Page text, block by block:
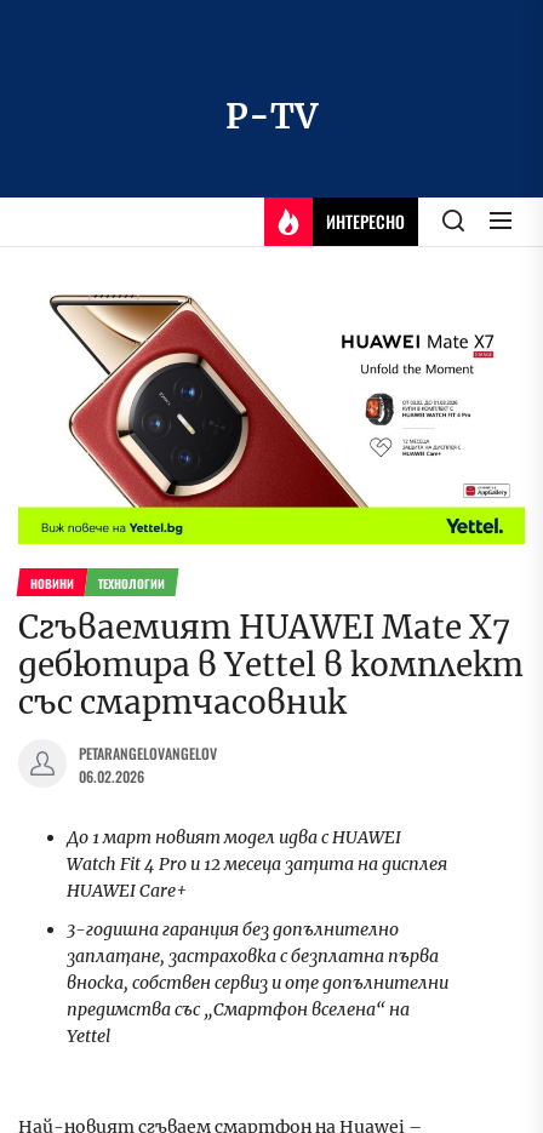
P-TV
ИНТЕРЕСНО
НОВИНИ ТЕХНОЛОГИИ
Сгъваемият HUAWEI Mate X7
дебютира в Yettel в комплект
със смартчасовник
PETARANGELOVANGELOV
06.02.2026
До 1 март новият модел идва с HUAWEI
Watch Fit 4 Pro и 12 месеца защита на дисплея
HUAWEI Care+
3-годишна гаранция без допълнително
заплащане, застраховка с безплатна първа
вноска, собствен сервиз и още допълнителни
предимства със „Смартфон вселена“ на
Yettel
Най-новият сгъваем смартфон на Huawei –